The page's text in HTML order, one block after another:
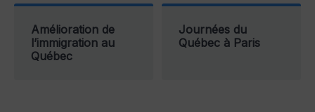
Amélioration de
l’immigration au
Québec
Journées du
Québec à Paris